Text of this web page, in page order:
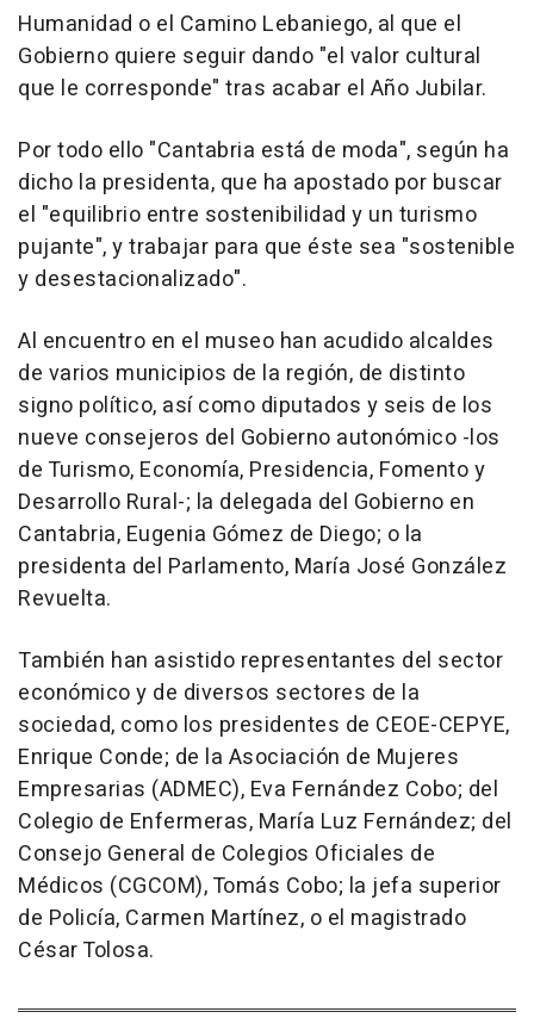
Humanidad o el Camino Lebaniego, al que el
Gobierno quiere seguir dando "el valor cultural
que le corresponde" tras acabar el Año Jubilar.
Por todo ello "Cantabria está de moda", según ha
dicho la presidenta, que ha apostado por buscar
el "equilibrio entre sostenibilidad y un turismo
pujante", y trabajar para que éste sea "sostenible
y desestacionalizado".
Al encuentro en el museo han acudido alcaldes
de varios municipios de la región, de distinto
signo político, así como diputados y seis de los
nueve consejeros del Gobierno autonómico -los
de Turismo, Economía, Presidencia, Fomento y
Desarrollo Rural-; la delegada del Gobierno en
Cantabria, Eugenia Gómez de Diego; o la
presidenta del Parlamento, María José González
Revuelta.
También han asistido representantes del sector
económico y de diversos sectores de la
sociedad, como los presidentes de CEOE-CEPYE,
Enrique Conde; de la Asociación de Mujeres
Empresarias (ADMEC), Eva Fernández Cobo; del
Colegio de Enfermeras, María Luz Fernández; del
Consejo General de Colegios Oficiales de
Médicos (CGCOM), Tomás Cobo; la jefa superior
de Policía, Carmen Martínez, o el magistrado
César Tolosa.